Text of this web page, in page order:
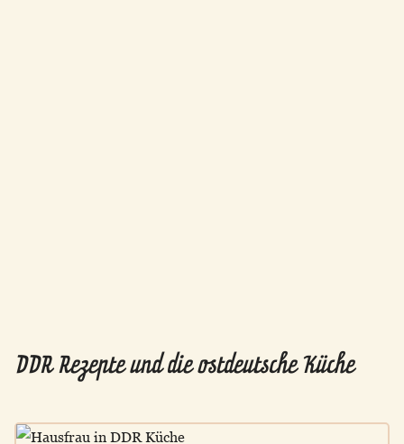
DDR Rezepte und die ostdeutsche Küche